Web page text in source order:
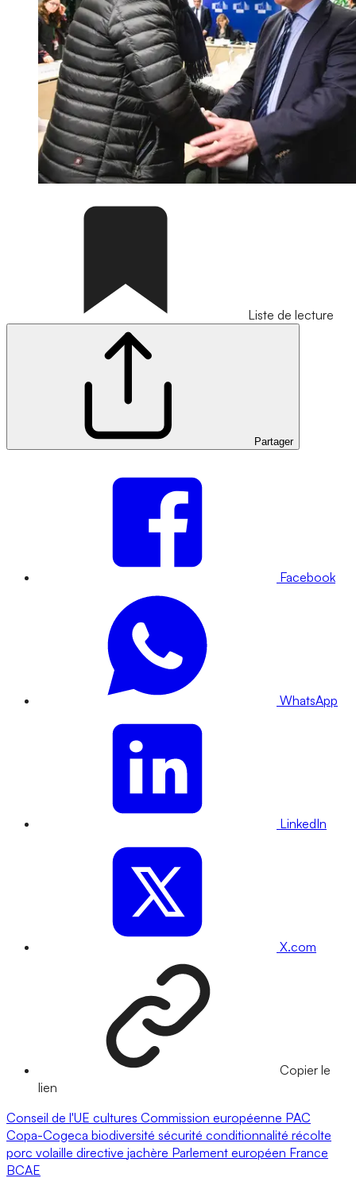
Liste de lecture
Partager
Facebook
WhatsApp
LinkedIn
X.com
Copier le
lien
Conseil de l'UE cultures Commission européenne PAC
Copa-Cogeca biodiversité sécurité conditionnalité récolte
porc volaille directive jachère Parlement européen France
BCAE